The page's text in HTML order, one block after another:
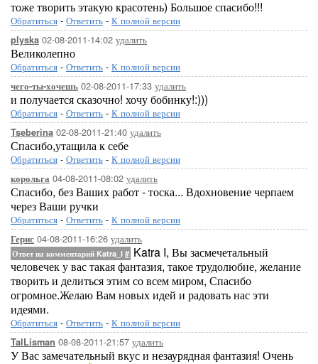
тоже творить этакую красотень) Большое спасибо!!!
Обратиться - Ответить - К полной версии
plyska 02-08-2011-14:02 удалить
Великолепно
Обратиться - Ответить - К полной версии
чего-ты-хочешь 02-08-2011-17:33 удалить
и получается сказочно! хочу бобинку!:)))
Обратиться - Ответить - К полной версии
Tseberina 02-08-2011-21:40 удалить
Спасибо,утащила к себе
Обратиться - Ответить - К полной версии
корольга 04-08-2011-08:02 удалить
Спасибо, без Ваших работ - тоска... Вдохновение черпаем
через Ваши ручки
Обратиться - Ответить - К полной версии
Герис 04-08-2011-16:26 удалить
Ответ на комментарий Katra_I # Katra I, Вы засмечетальный
человечек у вас такая фантазия, такое трудолюбие, желание
творить и делиться этим со всем миром, Спасибо
огромное.Желаю Вам новых идей и радовать нас эти
идеями.
Обратиться - Ответить - К полной версии
TalLisman 08-08-2011-21:57 удалить
У Вас замечательный вкус и незаурядная фантазия! Очень